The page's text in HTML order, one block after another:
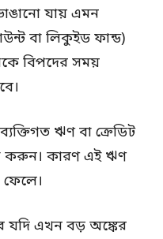
যায় এমন
বা লিকুইড ফান্ড)
বিপদের সময়
ঋণ বা ক্রেডিট
করুন। কারণ এই ঋণ
এখন বড় অঙ্কের